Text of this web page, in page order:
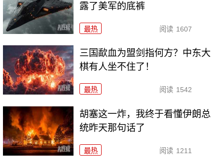
露了美军的底裤
最热 阅读 1607
三国歃血为盟剑指何方？中东大
棋有人坐不住了！
最热 阅读 1542
胡塞这一炸，我终于看懂伊朗总
统昨天那句话了
最热 阅读 1211